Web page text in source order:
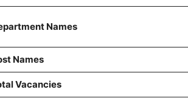
Names
Names
Vacancies